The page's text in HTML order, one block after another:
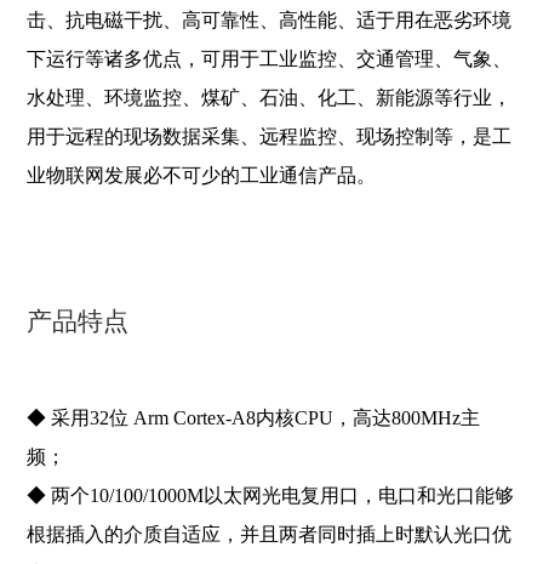
击、抗电磁干扰、高可靠性、高性能、适于用在恶劣环境
下运行等诸多优点，可用于工业监控、交通管理、气象、
水处理、环境监控、煤矿、石油、化工、新能源等行业，
用于远程的现场数据采集、远程监控、现场控制等，是工
业物联网发展必不可少的工业通信产品。
产品特点
◆ 采用32位 Arm Cortex-A8内核CPU，高达800MHz主
频；
◆ 两个10/100/1000M以太网光电复用口，电口和光口能够
根据插入的介质自适应，并且两者同时插上时默认光口优